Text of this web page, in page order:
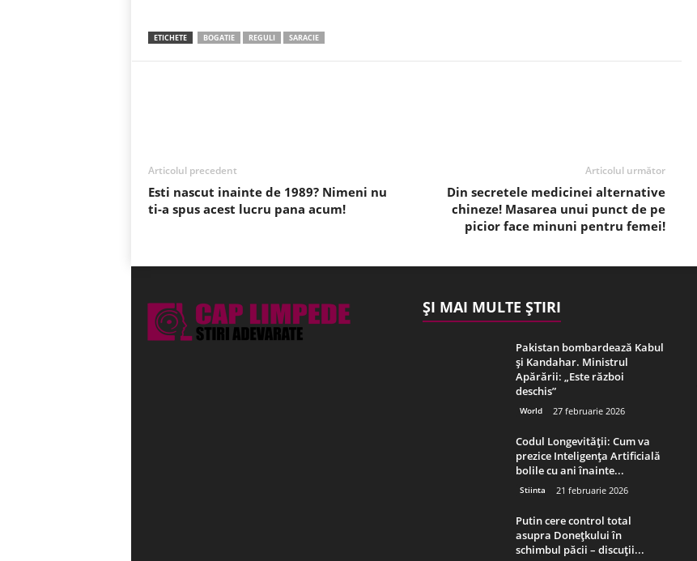
ETICHETE BOGATIE REGULI SARACIE
Articolul precedent
Esti nascut inainte de 1989? Nimeni nu
ti-a spus acest lucru pana acum!
Articolul următor
Din secretele medicinei alternative
chineze! Masarea unui punct de pe
picior face minuni pentru femei!
ȘI MAI MULTE ȘTIRI
Pakistan bombardează Kabul
și Kandahar. Ministrul
Apărării: „Este război
deschis”
World 27 februarie 2026
Codul Longevității: Cum va
prezice Inteligența Artificială
bolile cu ani înainte...
Stiinta 21 februarie 2026
Putin cere control total
asupra Donețkului în
schimbul păcii – discuții...